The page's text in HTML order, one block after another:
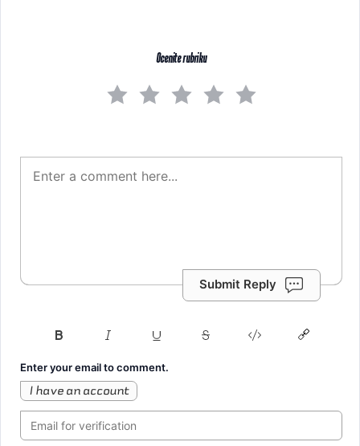
Ocenite rubriku
Submit Reply
Enter your email to comment.
I have an account